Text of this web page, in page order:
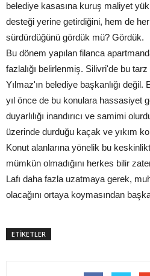
belediye kasasına kuruş maliyet
desteği yerine getirdiğini, hem de
sürdürdüğünü gördük mü? Gördük.
Bu dönem yapılan filanca
fazlalığı belirlenmiş. Silivri'de bu
Yılmaz'ın belediye başkanlığı
yıl önce de bu konulara hassasiyet
duyarlılığı inandırıcı ve samimi
üzerinde durduğu kaçak ve yıkım
Konut alanlarına yönelik bu
mümkün olmadığını herkes bilir
Lafı daha fazla uzatmaya gerek,
olacağını ortaya koymasından
ETİKETLER